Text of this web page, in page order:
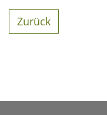
Zurück